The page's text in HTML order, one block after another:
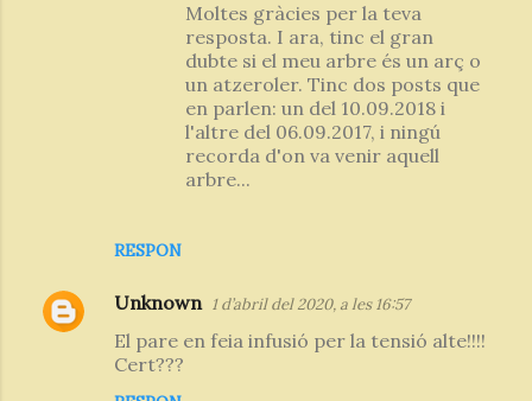
RESPON
Moltes gràcies per la teva
resposta. I ara, tinc el gran
dubte si el meu arbre és un arç o
un atzeroler. Tinc dos posts que
en parlen: un del 10.09.2018 i
l'altre del 06.09.2017, i ningú
recorda d'on va venir aquell
arbre...
Unknown 1 d’abril del 2020, a les 16:57
El pare en feia infusió per la tensió alte!!!!
Cert???